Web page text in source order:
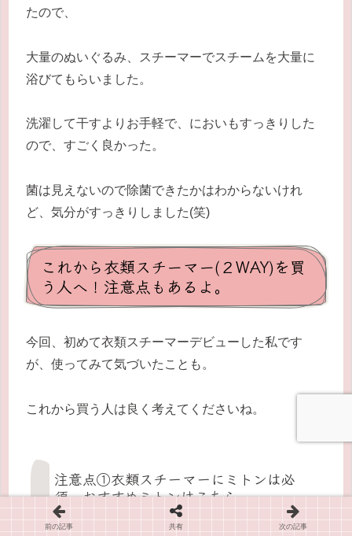
たので、
大量のぬいぐるみ、スチーマーでスチームを大量に
浴びてもらいました。
洗濯して干すよりお手軽で、においもすっきりした
ので、すごく良かった。
菌は見えないので除菌できたかはわからないけれ
ど、気分がすっきりしました(笑)
これから衣類スチーマー(２WAY)を買
う人へ！注意点もあるよ。
今回、初めて衣類スチーマーデビューした私です
が、使ってみて気づいたことも。
これから買う人は良く考えてくださいね。
注意点①衣類スチーマーにミトンは必
須。おすすめミトンはこちら
前の記事 共有 次の記事